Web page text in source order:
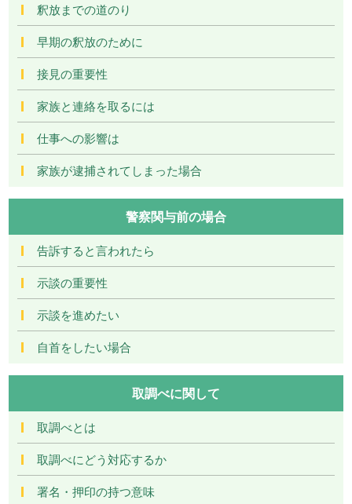
釈放までの道のり
早期の釈放のために
接見の重要性
家族と連絡を取るには
仕事への影響は
家族が逮捕されてしまった場合
警察関与前の場合
告訴すると言われたら
示談の重要性
示談を進めたい
自首をしたい場合
取調べに関して
取調べとは
取調べにどう対応するか
署名・押印の持つ意味